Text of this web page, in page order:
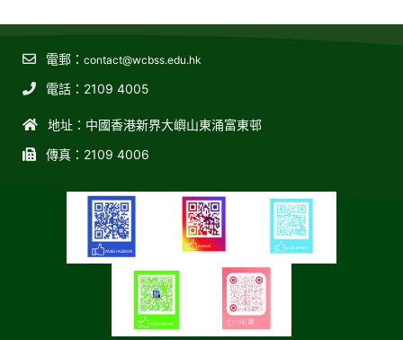
電郵： contact@wcbss.edu.hk
電話：2109 4005
地址：中國香港新界大嶼山東涌富東邨
傳真：2109 4006